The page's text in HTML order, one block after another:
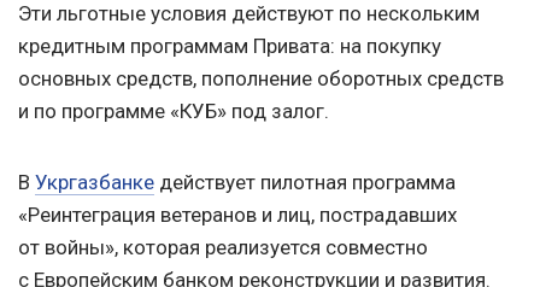
Эти льготные условия действуют по нескольким
кредитным программам Привата: на покупку
основных средств, пополнение оборотных средств
и по программе «КУБ» под залог.
В Укргазбанке действует пилотная программа
«Реинтеграция ветеранов и лиц, пострадавших
от войны», которая реализуется совместно
с Европейским банком реконструкции и развития.